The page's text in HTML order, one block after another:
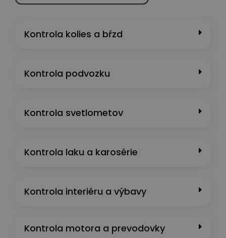
Kontrola kolies a bŕzd
Kontrola podvozku
Kontrola svetlometov
Kontrola laku a karosérie
Kontrola interiéru a výbavy
Kontrola motora a prevodovky